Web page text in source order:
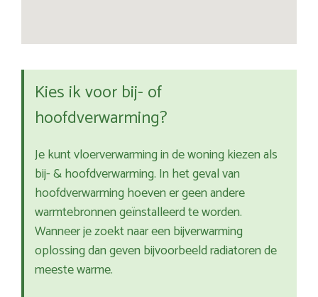
Kies ik voor bij- of
hoofdverwarming?
Je kunt vloerverwarming in de woning kiezen als
bij- & hoofdverwarming. In het geval van
hoofdverwarming hoeven er geen andere
warmtebronnen geïnstalleerd te worden.
Wanneer je zoekt naar een bijverwarming
oplossing dan geven bijvoorbeeld radiatoren de
meeste warme.